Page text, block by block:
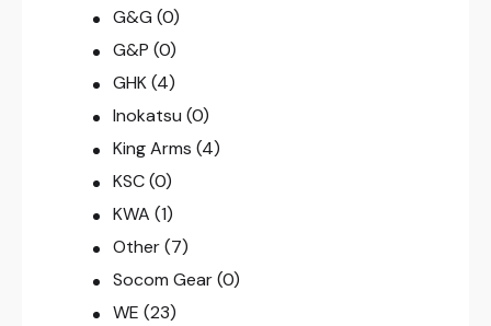
G&G (0)
G&P (0)
GHK (4)
Inokatsu (0)
King Arms (4)
KSC (0)
KWA (1)
Other (7)
Socom Gear (0)
WE (23)